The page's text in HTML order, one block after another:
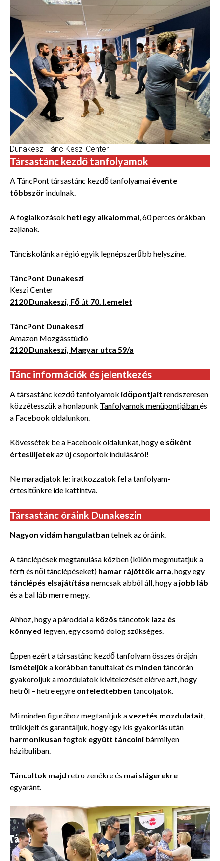
Dunakeszi Tánc Keszi Center
Társastánc kezdő tanfolyamok
A TáncPont társastánc kezdő tanfolyamai évente
többször indulnak.
A foglalkozások heti egy alkalommal, 60 perces órákban
zajlanak.
Tánciskolánk a régió egyik legnépszerűbb helyszíne.
TáncPont Dunakeszi
Keszi Center
2120 Dunakeszi, Fő út 70. I.emelet
TáncPont Dunakeszi
Amazon Mozgásstúdió
2120 Dunakeszi, Magyar utca 59/a
Tánc információk és jelentkezés
A társastánc kezdő tanfolyamok időpontjait rendszeresen
közzétesszük a honlapunk Tanfolyamok menüpontjábanés
a Facebook oldalunkon.
Kövessétek be a Facebook oldalunkat, hogy elsőként
értesüljetekaz új csoportok indulásáról!
Ne maradjatok le: iratkozzatok fel a tanfolyam-
értesítőnkre ide kattintva.
Társastánc óráink Dunakeszin
Nagyon vidám hangulatban telnek az óráink.
A tánclépések megtanulása közben (külön megmutatjuk a
férfi és női tánclépéseket) hamar rájöttök arra, hogy egy
tánclépés elsajátítása nemcsak abból áll, hogy a jobb láb
és a bal láb merre megy.
Ahhoz, hogy a pároddal a közös táncotok laza és
könnyed legyen, egy csomó dolog szükséges.
Éppen ezért a társastánc kezdő tanfolyam összes óráján
ismételjüka korábban tanultakat és minden táncórán
gyakoroljuk a mozdulatok kivitelezését elérve azt, hogy
hétről – hétre egyre önfeledtebben táncoljatok.
Mi minden figurához megtanítjuk avezetés mozdulatait,
trükkjeit és garantáljuk, hogy egy kis gyakorlás után
harmonikusan fogtok együtt táncolni bármilyen
házibuliban.
Táncoltok majd retro zenékre és mai slágerekre
egyaránt.